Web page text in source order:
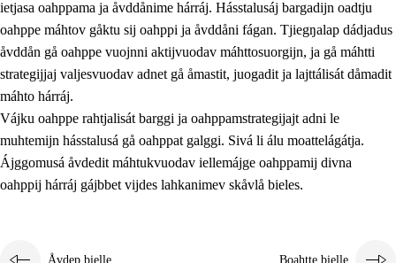
2.3 Vuodulasj tjehpudagá
Oahppat oahppat
Doaresfágalasj tiemá
ietjasa oahppama ja åvddånime hárráj. Hásstalusáj bargadijn oadtju
oahppe máhtov gåktu sij oahppi ja åvddåni fágan. Tjiegŋalap dádjadus
åvddån gå oahppe vuojnni aktijvuodav máhttosuorgijn, ja gå máhtti
strategijjaj valjesvuodav adnet gå åmastit, juogadit ja lajttálisát dåmadit
máhto hárráj.
Vájku oahppe rahtjalisát barggi ja oahppamstrategijajt adni le
muhtemijn hásstalusá gå oahppat galggi. Sivá li álu moattelágátja.
Ájggomusá åvdedit máhtukvuodav iellemájge oahppamij divna
oahppij hárráj gájbbet vijdes lahkanimev skåvlå bieles.
Åvdep bielle Boahtte bielle